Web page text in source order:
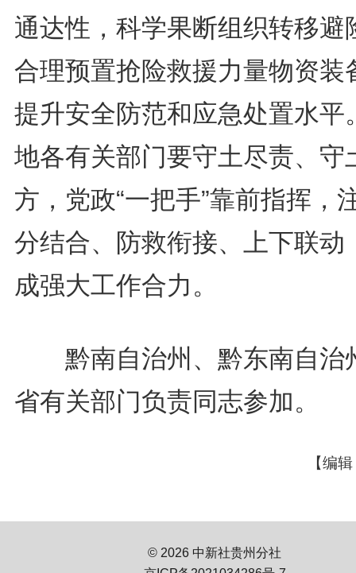
通达性，科学果断组织转移避
合理预置抢险救援力量物资装
提升安全防范和应急处置水平
地各有关部门要守土尽责、守
方，党政“一把手”靠前指挥，
分结合、防救衔接、上下联动
成强大工作合力。
黔南自治州、黔东南自治
省有关部门负责同志参加。
【编
© 2026 中新社贵州分社